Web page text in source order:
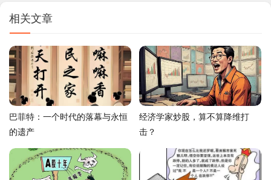
相关文章
巴菲特：一个时代的落幕与永恒
的遗产
经济学家炒股，算不算降维打
击？